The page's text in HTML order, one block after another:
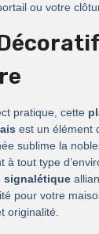
ou votre
pratique, cette
est un élément
sublime la
à tout type
signalétique
pour votre
originalité.